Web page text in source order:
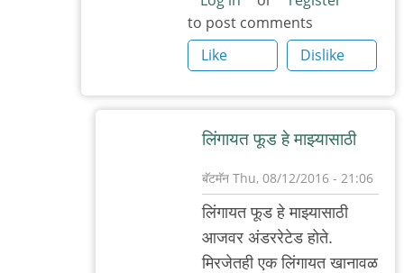
by
अभ्या..
to post comments
Like
Dislike
लिंगायत फूड हे माझ्यासाठी
बॅटमॅन Thu, 08/12/2016 - 21:06
In
to
लिंगायत फूड हे माझ्यासाठी
आजवर अंडररेटेड होते.
मिरजेतही एक लिंगायत खानावळ